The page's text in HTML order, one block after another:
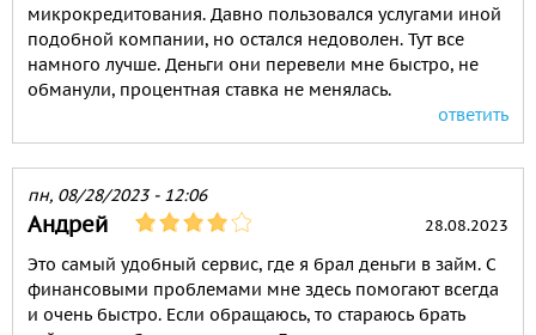
микрокредитования. Давно пользовался услугами иной
подобной компании, но остался недоволен. Тут все
намного лучше. Деньги они перевели мне быстро, не
обманули, процентная ставка не менялась.
ответить
пн, 08/28/2023 - 12:06
Андрей 28.08.2023
Это самый удобный сервис, где я брал деньги в займ. С
финансовыми проблемами мне здесь помогают всегда
и очень быстро. Если обращаюсь, то стараюсь брать